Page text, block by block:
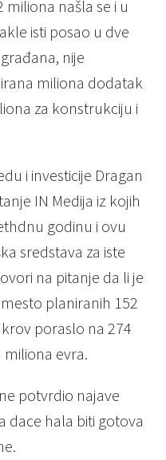
našla se i u
isti posao u dve
nije
miliona dodatak
za konstrukciju i
i investicije Dragan
IN Medija iz kojih
godinu i ovu
sredstava za iste
na pitanje da li je
planiranih 152
poraslo na 274
evra.
potvrdio najave
dace hala biti gotova